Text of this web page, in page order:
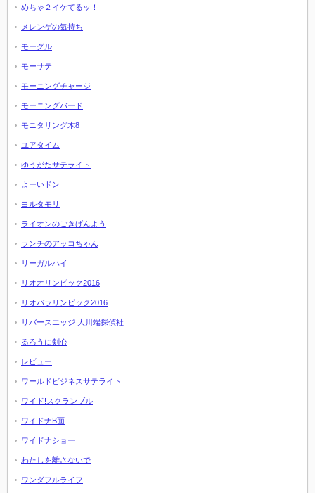
めちゃ２イケてるッ！
メレンゲの気持ち
モーグル
モーサテ
モーニングチャージ
モーニングバード
モニタリング木8
ユアタイム
ゆうがたサテライト
よーいドン
ヨルタモリ
ライオンのごきげんよう
ランチのアッコちゃん
リーガルハイ
リオオリンピック2016
リオパラリンピック2016
リバースエッジ 大川端探偵社
るろうに剣心
レビュー
ワールドビジネスサテライト
ワイド!スクランブル
ワイドナB面
ワイドナショー
わたしを離さないで
ワンダフルライフ